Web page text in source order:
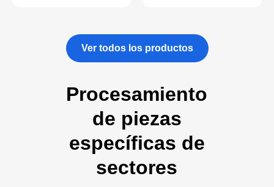
Ver todos los productos
Procesamiento
de piezas
específicas de
sectores